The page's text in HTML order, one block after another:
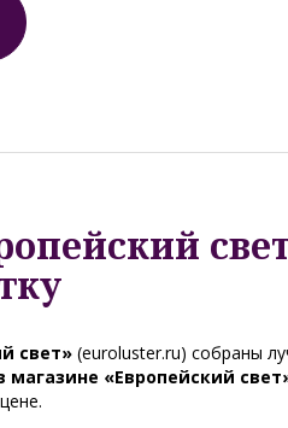
свет» (euroluster.ru) собраны
магазине «Европейский